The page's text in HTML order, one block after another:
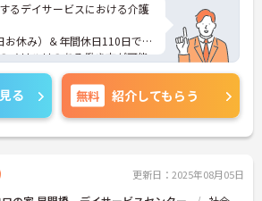
るデイサービスにおける介護
お休み）＆年間休日110日で
メリハリのある働き方が可能
通勤が可能です。無料駐車場
勤が苦になりません。
面接対策ポイントなど、さら
のでお気軽にご相談くださ
る 無料 紹介してもらう
更新日：2025年08月05日